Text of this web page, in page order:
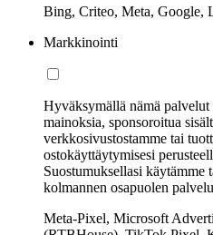
Bing, Criteo, Meta, Google,
Markkinointi
Hyväksymällä nämä
mainoksia, sponsoroitua
verkkosivustostamme tai
ostokäyttäytymisesi
Suostumuksellasi käytämme
kolmannen osapuolen
Meta-Pixel, Microsoft